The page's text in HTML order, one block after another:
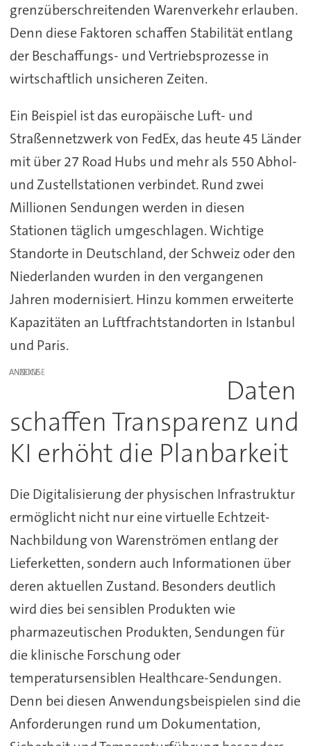
grenzüberschreitenden Warenverkehr erlauben.
Denn diese Faktoren schaffen Stabilität entlang
der Beschaffungs- und Vertriebsprozesse in
wirtschaftlich unsicheren Zeiten.
Ein Beispiel ist das europäische Luft- und
Straßennetzwerk von FedEx, das heute 45 Länder
mit über 27 Road Hubs und mehr als 550 Abhol-
und Zustellstationen verbindet. Rund zwei
Millionen Sendungen werden in diesen
Stationen täglich umgeschlagen. Wichtige
Standorte in Deutschland, der Schweiz oder den
Niederlanden wurden in den vergangenen
Jahren modernisiert. Hinzu kommen erweiterte
Kapazitäten an Luftfrachtstandorten in Istanbul
und Paris.
ANZEIGE
Daten
schaffen Transparenz und
KI erhöht die Planbarkeit
Die Digitalisierung der physischen Infrastruktur
ermöglicht nicht nur eine virtuelle Echtzeit-
Nachbildung von Warenströmen entlang der
Lieferketten, sondern auch Informationen über
deren aktuellen Zustand. Besonders deutlich
wird dies bei sensiblen Produkten wie
pharmazeutischen Produkten, Sendungen für
die klinische Forschung oder
temperatursensiblen Healthcare-Sendungen.
Denn bei diesen Anwendungsbeispielen sind die
Anforderungen rund um Dokumentation,